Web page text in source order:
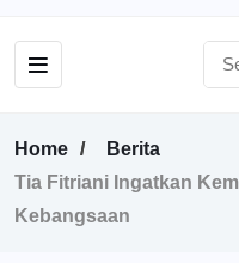
Home
Berita
Tia Fitriani Ingatkan
Kebangsaan